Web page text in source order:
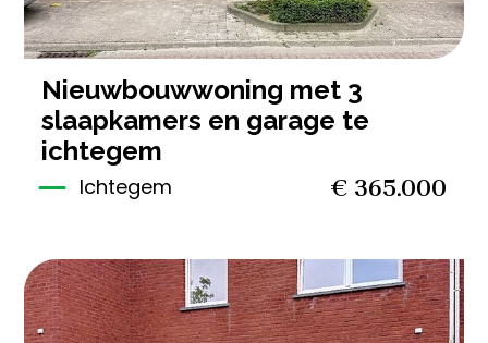
nieuwbouwwoning met 3
slaapkamers en garage te
ichtegem
Ichtegem € 365.000